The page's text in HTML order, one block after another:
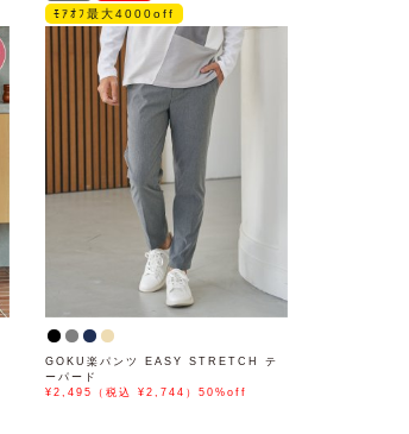
ﾓｱｵﾌ最大4000off
GOKU楽パンツ EASY STRETCH テ
ーパード
¥2,495（税込 ¥2,744）50%off